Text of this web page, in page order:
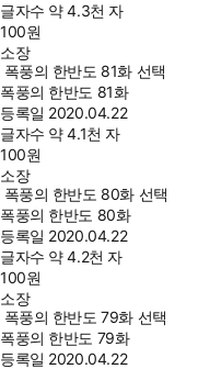
글자수 약 4.3천 자
100원
소장
폭풍의 한반도 81화 선택
폭풍의 한반도 81화
등록일 2020.04.22
글자수 약 4.1천 자
100원
소장
폭풍의 한반도 80화 선택
폭풍의 한반도 80화
등록일 2020.04.22
글자수 약 4.2천 자
100원
소장
폭풍의 한반도 79화 선택
폭풍의 한반도 79화
등록일 2020.04.22